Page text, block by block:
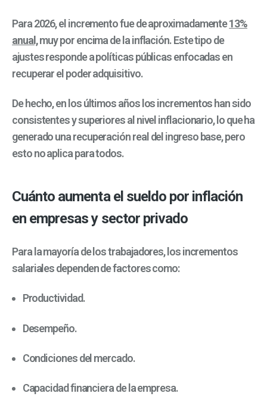
Para 2026, el incremento fue de aproximadamente13%
anual,muy por encima de la inflación. Este tipo de
ajustes responde a políticas públicas enfocadas en
recuperar el poder adquisitivo.
De hecho, en los últimos años los incrementos han sido
consistentes y superiores al nivel inflacionario, lo que ha
generado una recuperación real del ingreso base, pero
esto no aplica para todos.
Cuánto aumenta el sueldo por inflación
en empresas y sector privado
Para la mayoría de los trabajadores, los incrementos
salariales dependen de factores como:
Productividad.
Desempeño.
Condiciones del mercado.
Capacidad financiera de la empresa.